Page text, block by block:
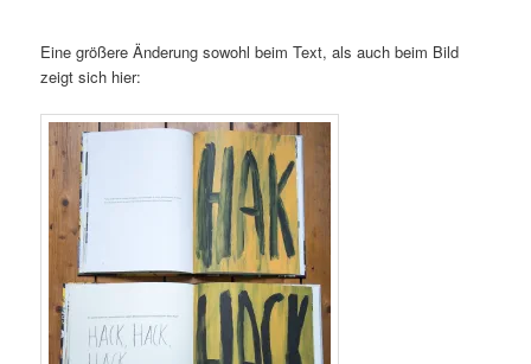
Eine größere Änderung sowohl beim Text, als auch beim Bild
zeigt sich hier: